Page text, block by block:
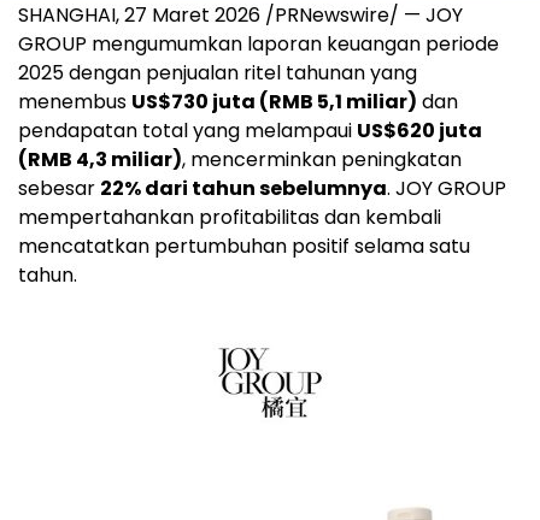
SHANGHAI, 27 Maret 2026 /PRNewswire/ — JOY
GROUP mengumumkan laporan keuangan periode
2025 dengan penjualan ritel tahunan yang
menembus US$730 juta (RMB 5,1 miliar) dan
pendapatan total yang melampaui US$620 juta
(RMB 4,3 miliar), mencerminkan peningkatan
sebesar 22% dari tahun sebelumnya. JOY GROUP
mempertahankan profitabilitas dan kembali
mencatatkan pertumbuhan positif selama satu
tahun.